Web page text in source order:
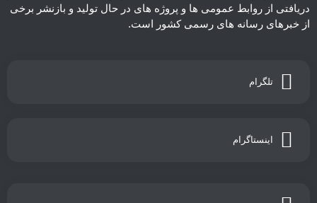
دریافتی از روابط عمومی ها و پروژه های در حال تولید و بازنشر برخی
از خبرهای رسانه های رسمی کشور است.
تلگرام
اینستاگرام